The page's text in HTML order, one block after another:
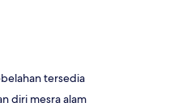
tersedia
diri mesra alam